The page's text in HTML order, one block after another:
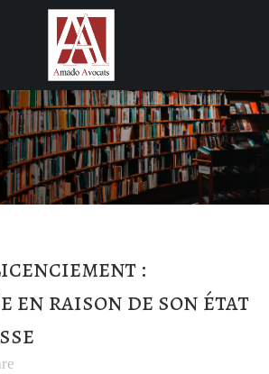
:
en raison de son état